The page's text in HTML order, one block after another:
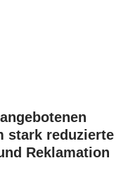
stark reduzierte
Reklamation